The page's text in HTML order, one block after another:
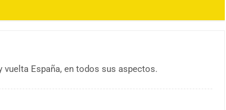
España, en todos sus aspectos.